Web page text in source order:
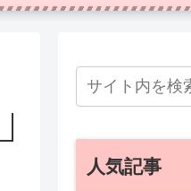
人気記事